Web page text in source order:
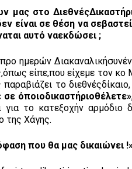
μας στο
είναι σε θέση να
αυτό ναεκδώσει ;
ημερών
είπε,που είχεμε τον
το
όποιοδικαστήριοθέλετε»
το κατεξοχήν αρμόδιο
της Χάγης.
που θα μας δικαιώνει